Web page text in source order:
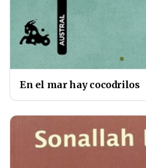
En el mar hay cocodrilos